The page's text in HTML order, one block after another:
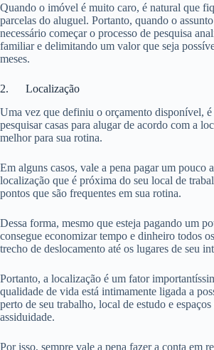
Quando o imóvel é muito caro, é natural que
parcelas do aluguel. Portanto, quando o
necessário começar o processo de pesquisa
familiar e delimitando um valor que seja
meses.
2. Localização
Uma vez que definiu o orçamento disponível, é
pesquisar casas para alugar de acordo com a
melhor para sua rotina.
Em alguns casos, vale a pena pagar um pouco
localização que é próxima do seu local de
pontos que são frequentes em sua rotina.
Dessa forma, mesmo que esteja pagando um
consegue economizar tempo e dinheiro todos
trecho de deslocamento até os lugares de seu
Portanto, a localização é um fator
qualidade de vida está intimamente ligada a
perto de seu trabalho, local de estudo e
assiduidade.
Por isso, sempre vale a pena fazer a conta em